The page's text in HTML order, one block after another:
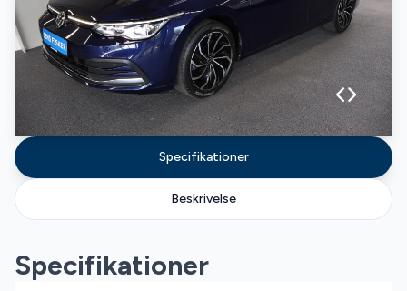
Specifikationer
Beskrivelse
Specifikationer